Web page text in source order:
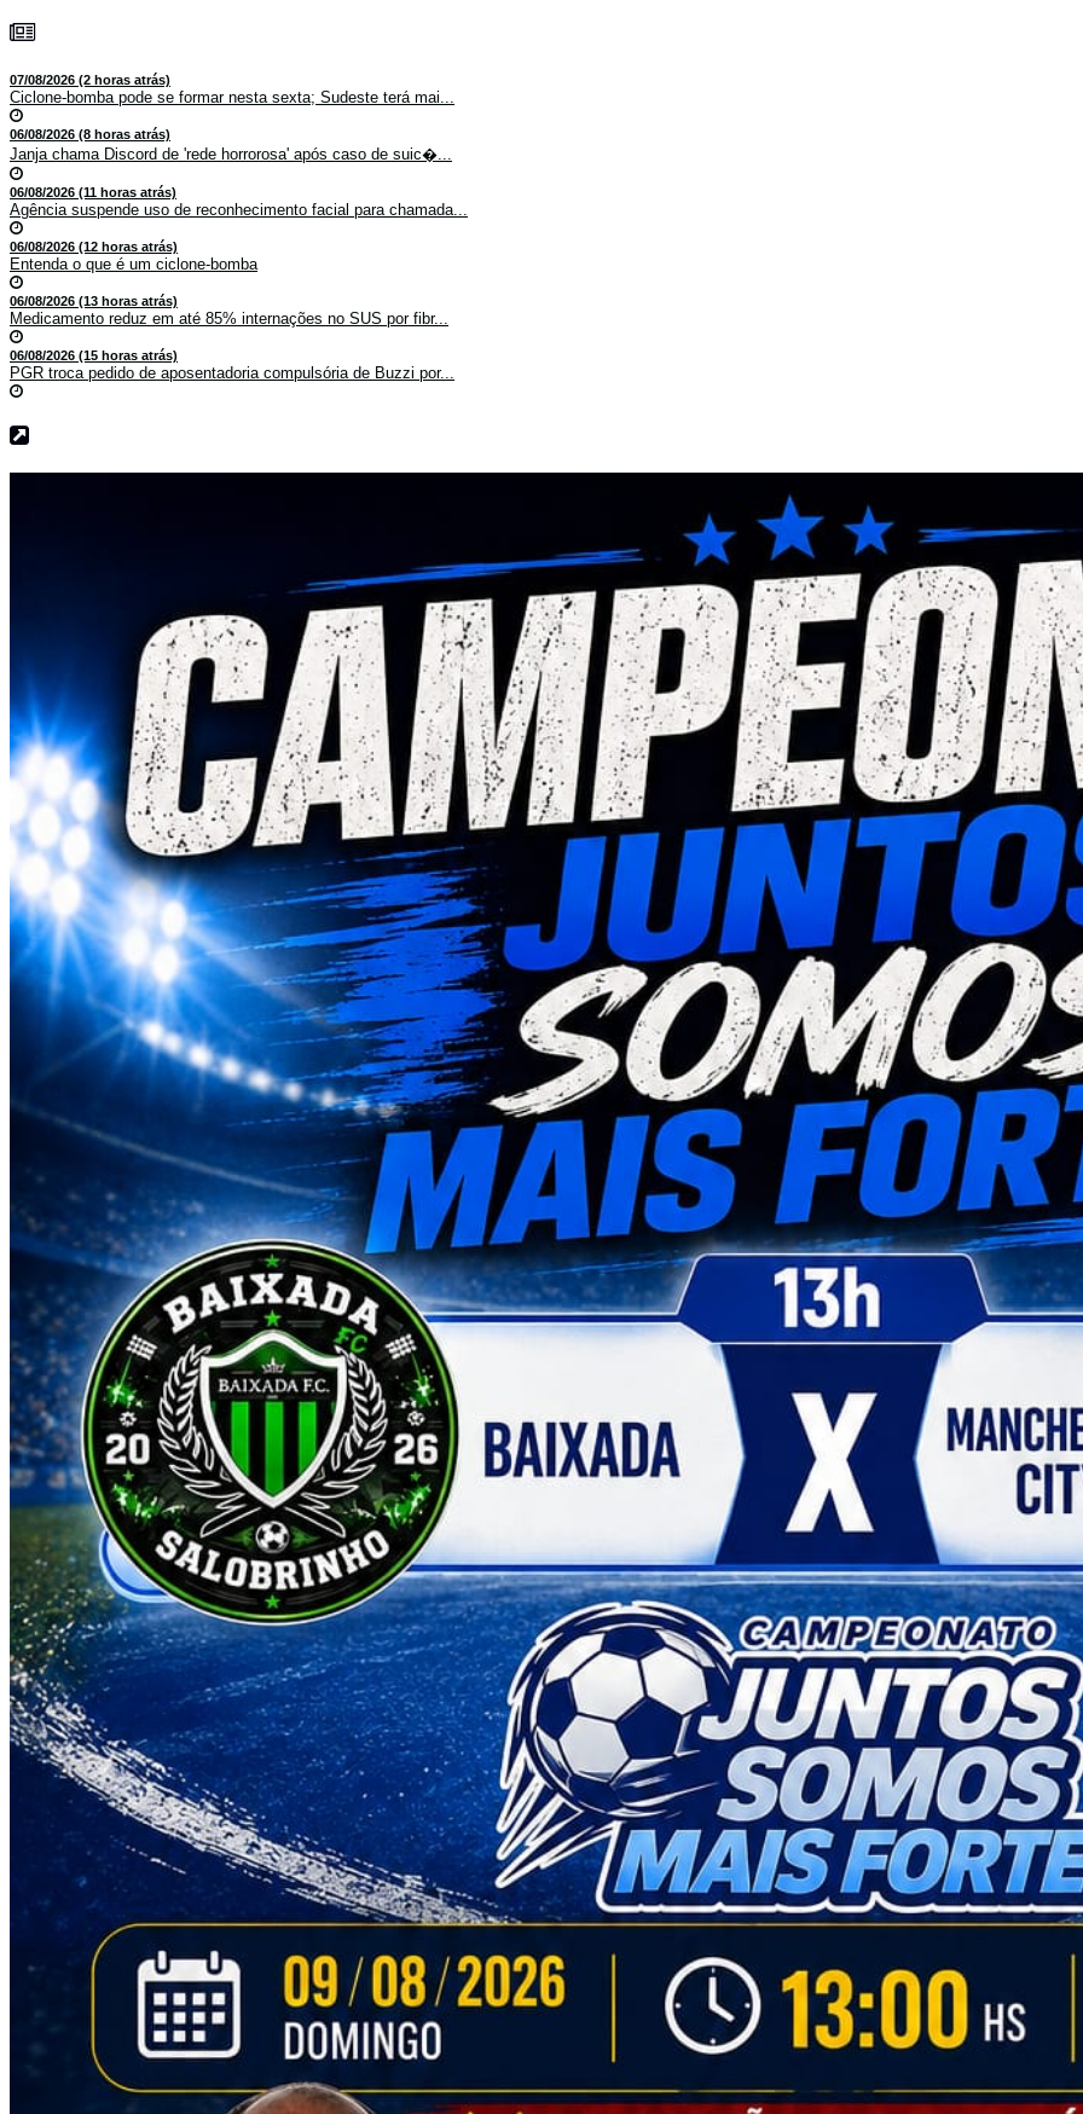
07/08/2026 (2 horas atrás)
Ciclone-bomba pode se formar nesta sexta; Sudeste terá mai...
06/08/2026 (8 horas atrás)
Janja chama Discord de 'rede horrorosa' após caso de suic�...
06/08/2026 (11 horas atrás)
Agência suspende uso de reconhecimento facial para chamada...
06/08/2026 (12 horas atrás)
Entenda o que é um ciclone-bomba
06/08/2026 (13 horas atrás)
Medicamento reduz em até 85% internações no SUS por fibr...
06/08/2026 (15 horas atrás)
PGR troca pedido de aposentadoria compulsória de Buzzi por...